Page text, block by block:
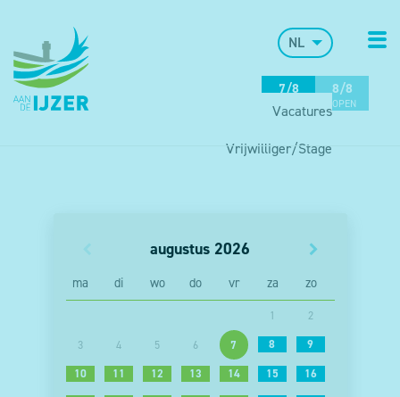
NL
7/8
OPEN
8/8
OPEN
Vacatures
Vrijwilliger/Stage
augustus 2026
za
1
3
4 6 7 8